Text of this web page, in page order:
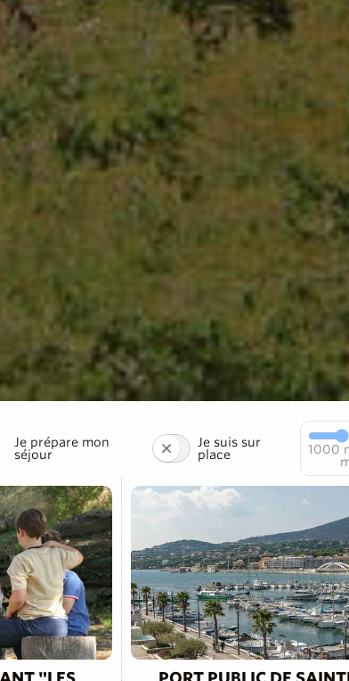
Je prépare mon
séjour
Je suis sur
place
1000